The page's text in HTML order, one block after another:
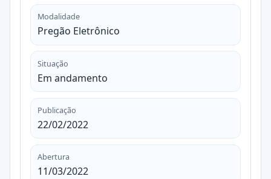
Modalidade
Pregão Eletrônico
Situação
Em andamento
Publicação
22/02/2022
Abertura
11/03/2022